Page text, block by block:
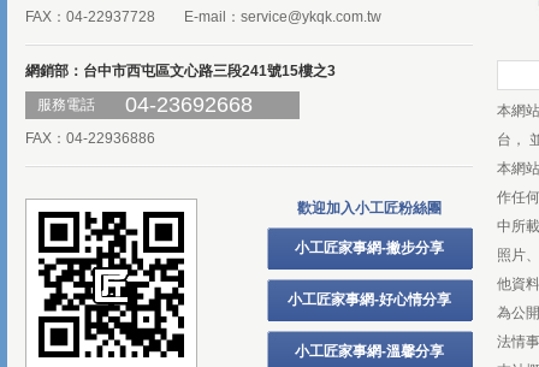
FAX：04-22937728 E-mail： service@ykqk.com.tw
網銷部：台中市西屯區文心路三段241號15樓之3
服務電話
04-23692668
FAX：04-22936886
歡迎加入小工匠粉絲團
小工匠家事網-撇步分享
小工匠家事網-好心情分享
小工匠家事網-溫馨分享
本網
台，
本網
作任
中所
照片
他資
為公
法情